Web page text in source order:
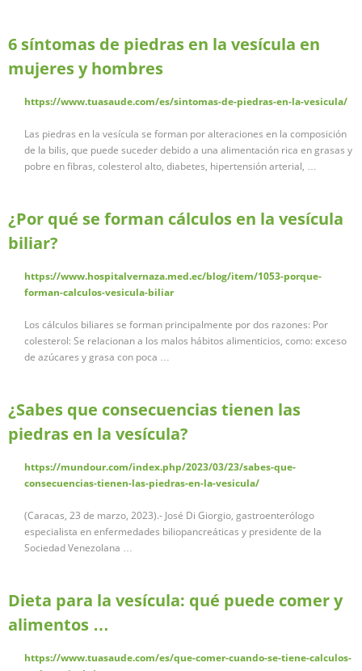
6 síntomas de piedras en la vesícula en
mujeres y hombres
https://www.tuasaude.com/es/sintomas-de-piedras-en-la-vesicula/
Las piedras en la vesícula se forman por alteraciones en la composición
de la bilis, que puede suceder debido a una alimentación rica en grasas y
pobre en fibras, colesterol alto, diabetes, hipertensión arterial, …
¿Por qué se forman cálculos en la vesícula
biliar?
https://www.hospitalvernaza.med.ec/blog/item/1053-porque-
forman-calculos-vesicula-biliar
Los cálculos biliares se forman principalmente por dos razones: Por
colesterol: Se relacionan a los malos hábitos alimenticios, como: exceso
de azúcares y grasa con poca …
¿Sabes que consecuencias tienen las
piedras en la vesícula?
https://mundour.com/index.php/2023/03/23/sabes-que-
consecuencias-tienen-las-piedras-en-la-vesicula/
(Caracas, 23 de marzo, 2023).- José Di Giorgio, gastroenterólogo
especialista en enfermedades biliopancreáticas y presidente de la
Sociedad Venezolana …
Dieta para la vesícula: qué puede comer y
alimentos …
https://www.tuasaude.com/es/que-comer-cuando-se-tiene-calculos-